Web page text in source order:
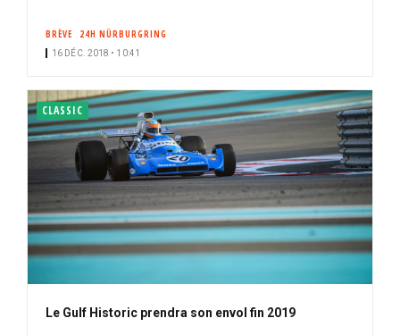
BRÈVE 24H NÜRBURGRING
16 DÉC. 2018 • 10:41
CLASSIC
Le Gulf Historic prendra son envol fin 2019